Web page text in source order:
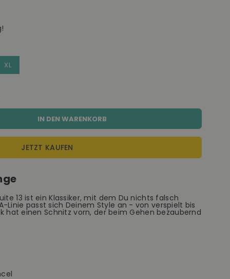
XL
IN DEN WARENKORB
JETZT KAUFEN
13 ist ein Klassiker, mit dem Du nichts falsch
Linie passt sich Deinem Style an - von verspielt bis
hat einen Schnitz vorn, der beim Gehen bezaubernd